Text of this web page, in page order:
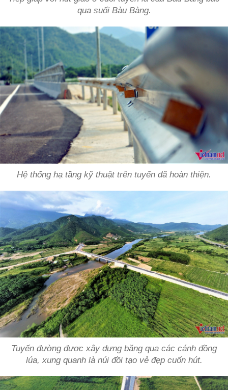
qua suối Bàu Bàng.
Hệ thống hạ tầng kỹ thuật trên tuyến đã hoàn thiện.
Tuyến đường được xây dựng băng qua các cánh đồng
lúa, xung quanh là núi đồi tạo vẻ đẹp cuốn hút.